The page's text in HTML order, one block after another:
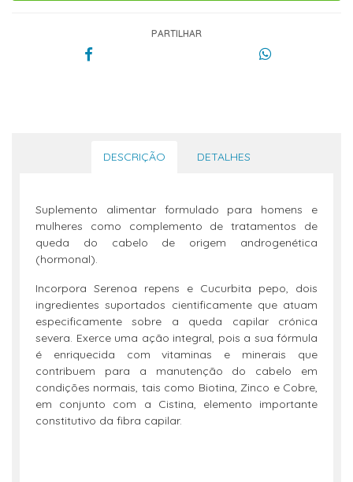
PARTILHAR
DESCRIÇÃO DETALHES
Suplemento alimentar formulado para homens e
mulheres como complemento de tratamentos de
queda do cabelo de origem androgenética
(hormonal).
Incorpora Serenoa repens e Cucurbita pepo, dois
ingredientes suportados cientificamente que atuam
especificamente sobre a queda capilar crónica
severa. Exerce uma ação integral, pois a sua fórmula
é enriquecida com vitaminas e minerais que
contribuem para a manutenção do cabelo em
condições normais, tais como Biotina, Zinco e Cobre,
em conjunto com a Cistina, elemento importante
constitutivo da fibra capilar.